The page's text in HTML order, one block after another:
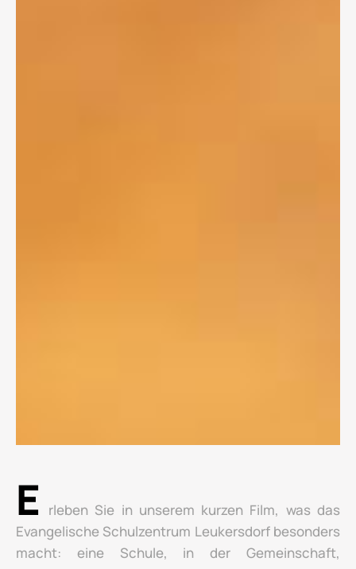
E
rleben Sie in unserem kurzen Film, was das
Evangelische Schulzentrum Leukersdorf besonders
macht: eine Schule, in der Gemeinschaft,